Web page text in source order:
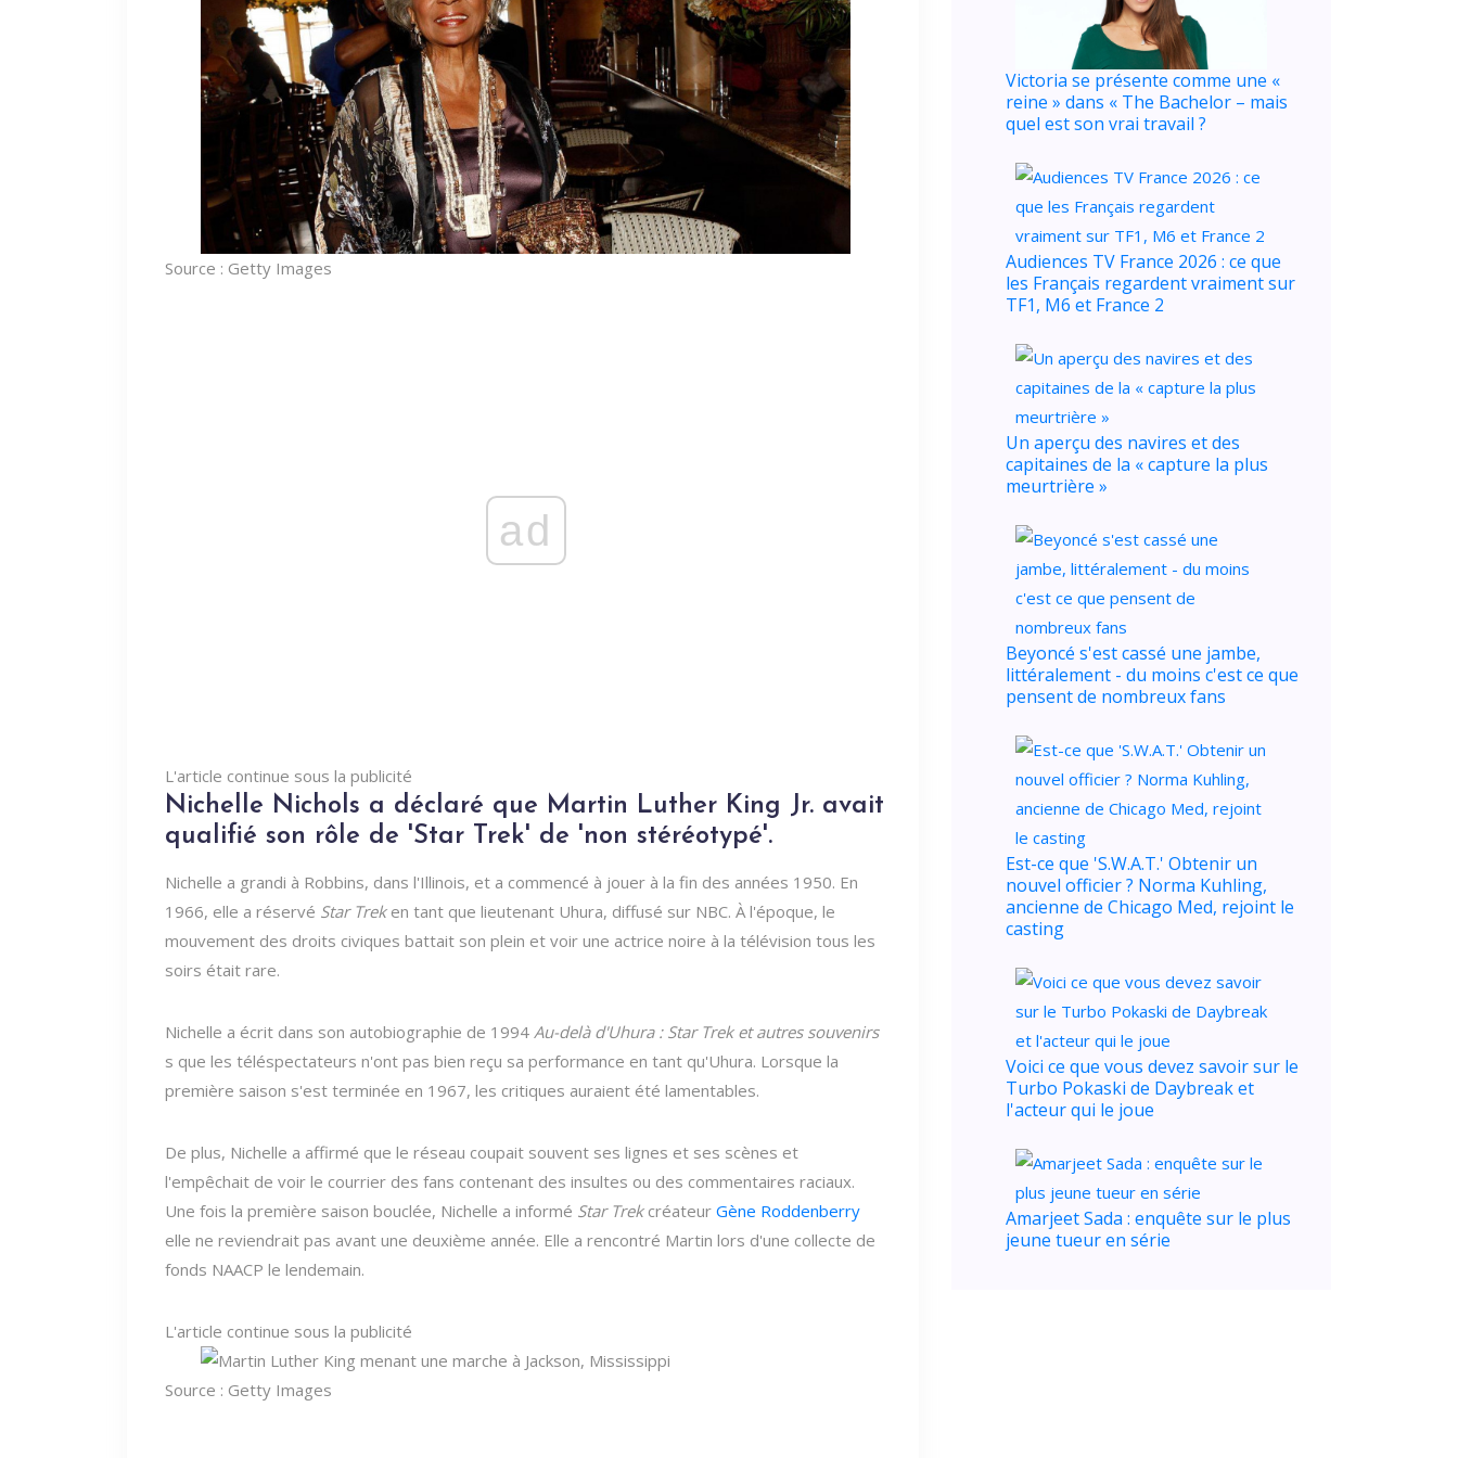
Source : Getty Images
ad
L'article continue sous la publicité
Nichelle Nichols a déclaré que Martin Luther King Jr. avait
qualifié son rôle de 'Star Trek' de 'non stéréotypé'.
Nichelle a grandi à Robbins, dans l'Illinois, et a commencé à jouer à la fin des années 1950. En
1966, elle a réservé Star Treken tant que lieutenant Uhura, diffusé sur NBC. À l'époque, le
mouvement des droits civiques battait son plein et voir une actrice noire à la télévision tous les
soirs était rare.
Nichelle a écrit dans son autobiographie de 1994 Au-delà d'Uhura : Star Trek et autres souvenirs
s que les téléspectateurs n'ont pas bien reçu sa performance en tant qu'Uhura. Lorsque la
première saison s'est terminée en 1967, les critiques auraient été lamentables.
De plus, Nichelle a affirmé que le réseau coupait souvent ses lignes et ses scènes et
l'empêchait de voir le courrier des fans contenant des insultes ou des commentaires raciaux.
Une fois la première saison bouclée, Nichelle a informé Star Trekcréateur Gène Roddenberry
elle ne reviendrait pas avant une deuxième année. Elle a rencontré Martin lors d'une collecte de
fonds NAACP le lendemain.
L'article continue sous la publicité
Source : Getty Images
Victoria se présente comme une «
reine » dans « The Bachelor – mais
quel est son vrai travail ?
Audiences TV France 2026 : ce que
les Français regardent vraiment sur
TF1, M6 et France 2
Un aperçu des navires et des
capitaines de la « capture la plus
meurtrière »
Beyoncé s'est cassé une jambe,
littéralement - du moins c'est ce que
pensent de nombreux fans
Est-ce que 'S.W.A.T.' Obtenir un
nouvel officier ? Norma Kuhling,
ancienne de Chicago Med, rejoint le
casting
Voici ce que vous devez savoir sur le
Turbo Pokaski de Daybreak et
l'acteur qui le joue
Amarjeet Sada : enquête sur le plus
jeune tueur en série